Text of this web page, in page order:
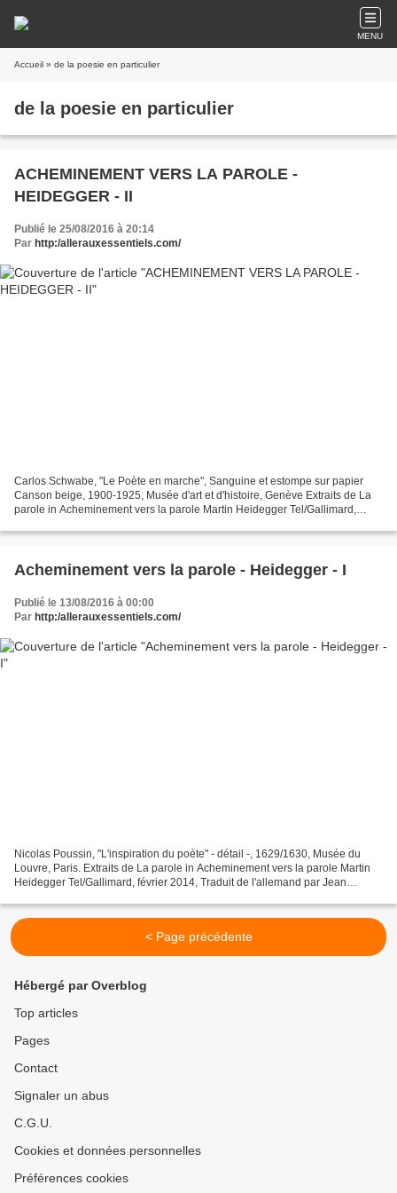
MENU
Accueil » de la poesie en particulier
de la poesie en particulier
ACHEMINEMENT VERS LA PAROLE -
HEIDEGGER - II
Publié le 25/08/2016 à 20:14
Par http:/allerauxessentiels.com/
Carlos Schwabe, "Le Poète en marche", Sanguine et estompe sur papier
Canson beige, 1900-1925, Musée d'art et d'histoire, Genève Extraits de La
parole in Acheminement vers la parole Martin Heidegger Tel/Gallimard,
Acheminement vers la parole - Heidegger - I
Publié le 13/08/2016 à 00:00
Par http:/allerauxessentiels.com/
Nicolas Poussin, "L'inspiration du poète" - détail -, 1629/1630, Musée du
Louvre, Paris. Extraits de La parole in Acheminement vers la parole Martin
Heidegger Tel/Gallimard, février 2014, Traduit de l'allemand par Jean
< Page précédente
Hébergé par Overblog
Top articles
Pages
Contact
Signaler un abus
C.G.U.
Cookies et données personnelles
Préférences cookies